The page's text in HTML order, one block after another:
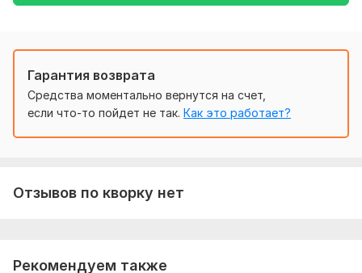
Форматы файлов: . txt, . docx, . pdf, . jpg (с текстом)
и особые пожелания как перевести
Гарантия возврата
Средства моментально вернутся на счет,
если что-то пойдет не так. Как это работает?
Отзывов по кворку нет
Рекомендуем также